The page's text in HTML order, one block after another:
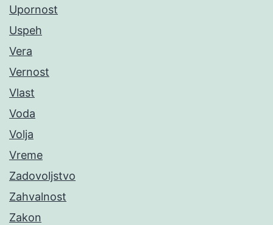
Upornost
Uspeh
Vera
Vernost
Vlast
Voda
Volja
Vreme
Zadovoljstvo
Zahvalnost
Zakon